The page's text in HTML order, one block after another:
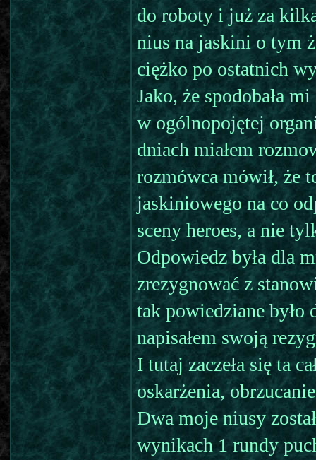
do roboty i już za
nius na jaskini o tym
ciężko po ostatnich
Jako, że spodobała
w ogólnopojętej
dniach miałem
rozmówca mówił, że
jaskiniowego na co
sceny heroes, a nie
Odpowiedz była dla
zrezygnować z
tak powiedziane było
napisałem swoją
I tutaj zaczeła się ta
oskarżenia,
Dwa moje niusy
wynikach 1 rundy